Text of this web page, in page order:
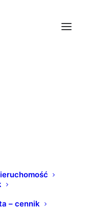
– cennik
| Zdjęcia